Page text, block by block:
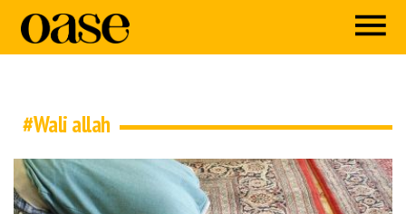
#Wali allah